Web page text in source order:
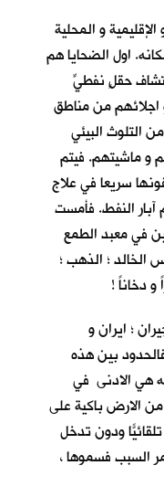
و المحلية
اول الضحايا هم
حقلٍ نفطيٍّ
اجلائهم من مناطق
التلوث البيئي
و ماشيتهم. فيتم
سريعا في علاج
النفط. فأمست
في معبد الطمع
الخالد ؛ الذهب ؛
دخاناً !
؛ ايران و
بين هذه
هي الادنى في
الارض باكية على
ودون تدخل
السبب فسموها ،